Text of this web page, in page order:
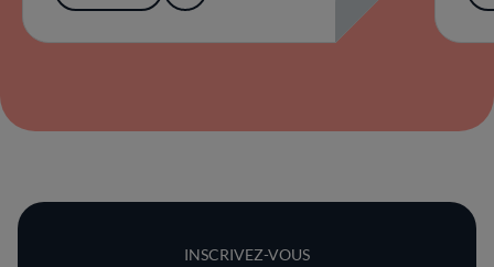
INSCRIVEZ-VOUS